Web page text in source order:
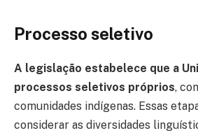
Processo seletivo
A legislação estabelece que a
processos seletivos próprios,
comunidades indígenas. Essas
considerar as diversidades